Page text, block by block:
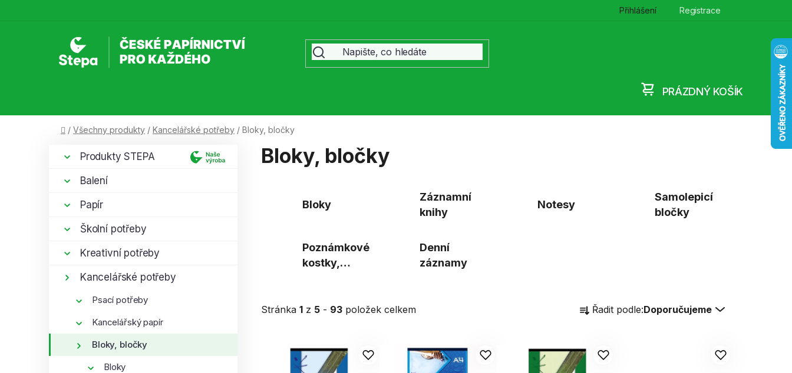
Přihlášení Registrace
PRÁZDNÝ KOŠÍK
Domů
/ Všechny produkty / Kancelářské potřeby / Bloky, bločky
e
Přeskočit
kategorie
Produkty STEPA
Balení
Papír
Školní potřeby
Kreativní potřeby
Kancelářské potřeby
Psací potřeby
Kancelářský papír
Bloky, bločky
Bloky
Bloky, bločky
Bloky
Záznamní
knihy
Notesy
Samolepicí
bločky
Poznámkové
kostky,
Denní
záznamy
Stránka 1 z 5 - 93 položek celkem
a
e
n
Řadit podle:Doporučujeme